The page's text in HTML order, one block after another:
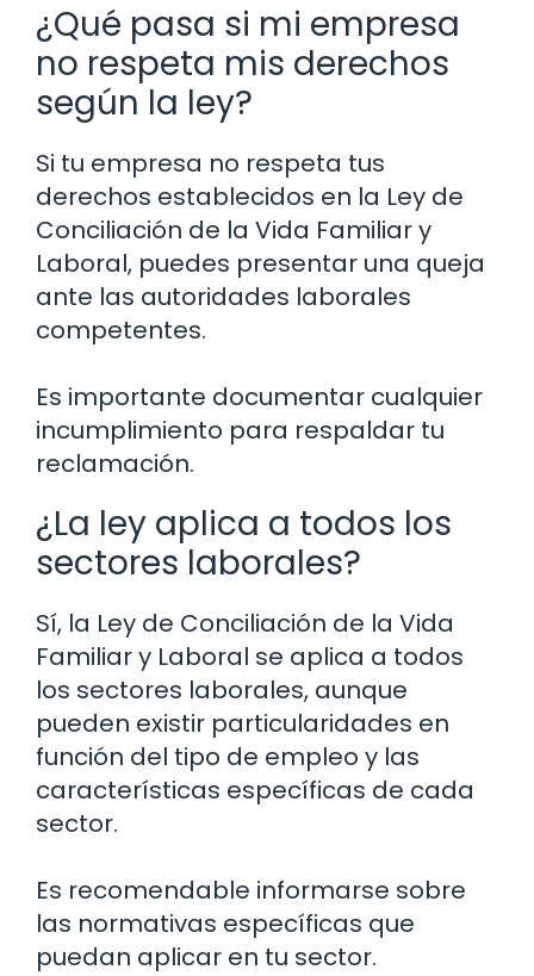
¿Qué pasa si mi empresa
no respeta mis derechos
según la ley?
Si tu empresa no respeta tus
derechos establecidos en la Ley de
Conciliación de la Vida Familiar y
Laboral, puedes presentar una queja
ante las autoridades laborales
competentes.
Es importante documentar cualquier
incumplimiento para respaldar tu
reclamación.
¿La ley aplica a todos los
sectores laborales?
Sí, la Ley de Conciliación de la Vida
Familiar y Laboral se aplica a todos
los sectores laborales, aunque
pueden existir particularidades en
función del tipo de empleo y las
características específicas de cada
sector.
Es recomendable informarse sobre
las normativas específicas que
puedan aplicar en tu sector.